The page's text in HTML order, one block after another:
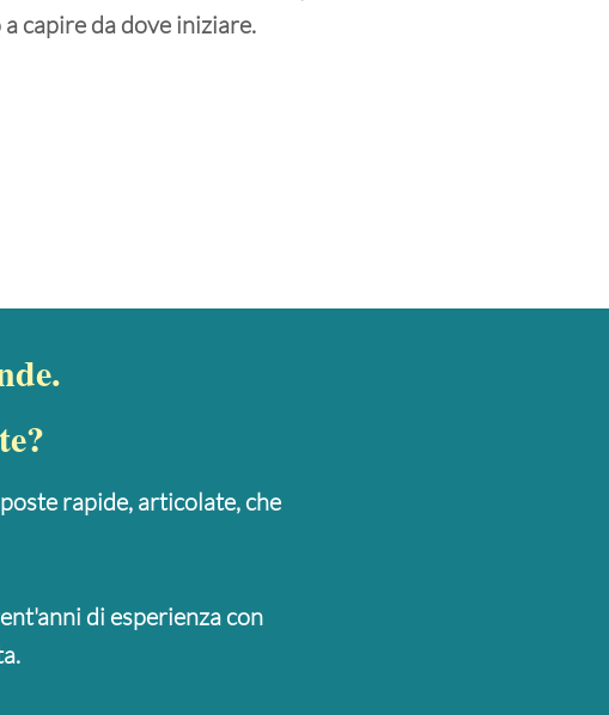
capire da dove iniziare.
rapide, articolate, che
di esperienza con